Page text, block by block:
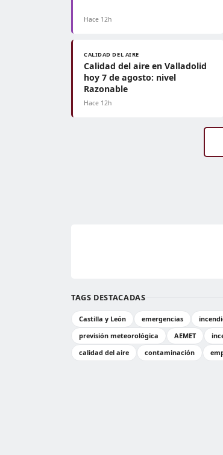
Hace 12h
CALIDAD DEL AIRE
Calidad del aire en Valladolid
hoy 7 de agosto: nivel
Razonable
Hace 12h
TAGS DESTACADAS
Castilla y León emergencias
previsión meteorológica
AEMET
calidad del aire
contaminación